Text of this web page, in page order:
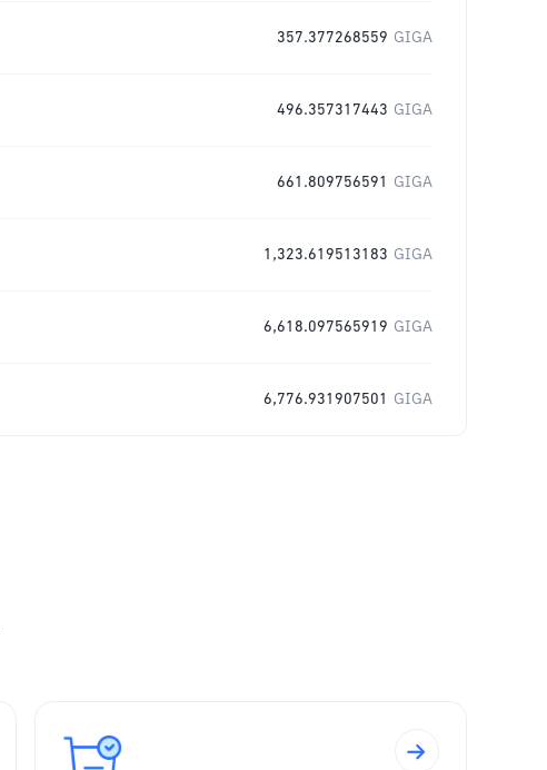
357.377268559 GIGA
496.357317443 GIGA
661.809756591 GIGA
1,323.619513183 GIGA
6,618.097565919 GIGA
6,776.931907501 GIGA